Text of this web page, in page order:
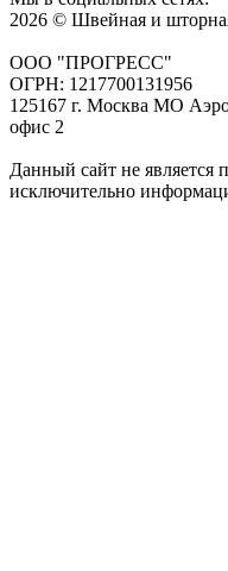
2026 © Швейная и
ООО "ПРОГРЕСС"
ОГРН: 1217700131956
125167 г. Москва МО
офис 2
Данный сайт не является
исключительно